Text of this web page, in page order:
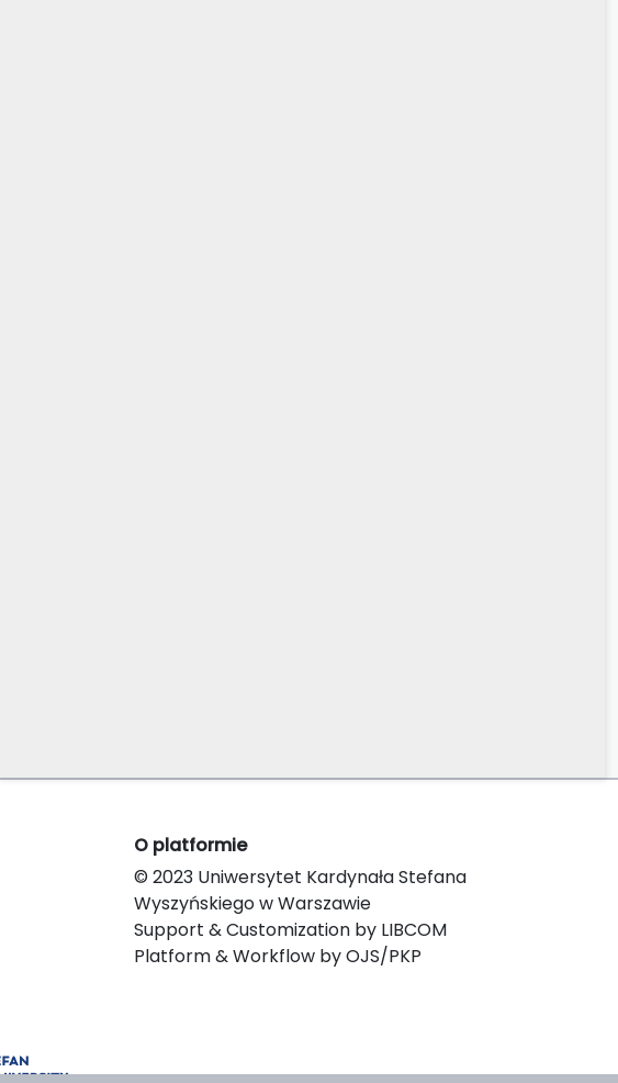
O platformie
© 2023 Uniwersytet Kardynała Stefana
Wyszyńskiego w Warszawie
Support & Customization by LIBCOM
Platform & Workflow by OJS/PKP